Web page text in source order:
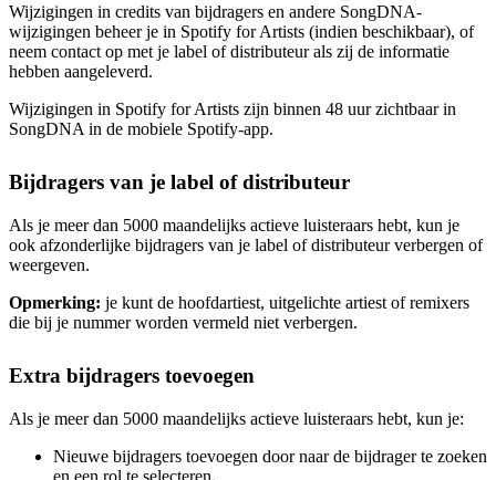
Wijzigingen in credits van bijdragers en andere SongDNA-
wijzigingen beheer je in Spotify for Artists (indien beschikbaar), of
neem contact op met je label of distributeur als zij de informatie
hebben aangeleverd.
Wijzigingen in Spotify for Artists zijn binnen 48 uur zichtbaar in
SongDNA in de mobiele Spotify-app.
Bijdragers van je label of distributeur
Als je meer dan 5000 maandelijks actieve luisteraars hebt, kun je
ook afzonderlijke bijdragers van je label of distributeur verbergen of
weergeven.
Opmerking: je kunt de hoofdartiest, uitgelichte artiest of remixers
die bij je nummer worden vermeld niet verbergen.
Extra bijdragers toevoegen
Als je meer dan 5000 maandelijks actieve luisteraars hebt, kun je:
Nieuwe bijdragers toevoegen door naar de bijdrager te zoeken
en een rol te selecteren.